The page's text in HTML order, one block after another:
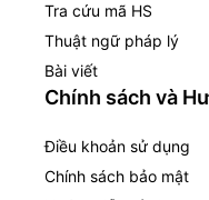
Tra cứu mã HS
Thuật ngữ pháp lý
Bài viết
Chính sách và
Điều khoản sử dụng
Chính sách bảo mật